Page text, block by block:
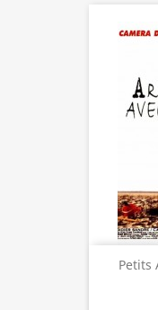
Petits